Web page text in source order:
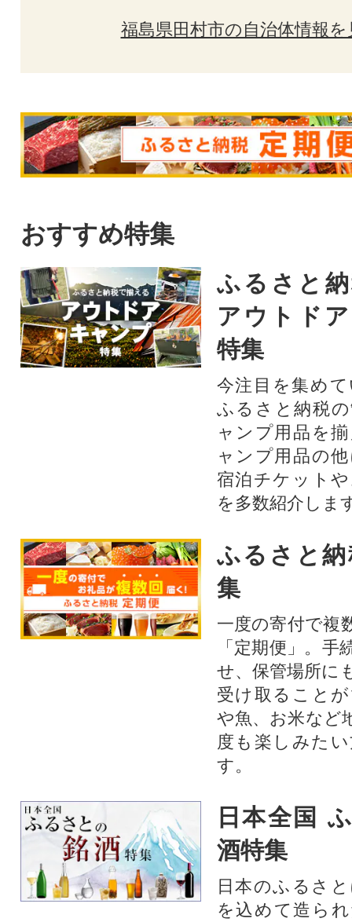
福島県田村市の自治体情報を
おすすめ特集
ふるさと
アウトド
特集
今注目を集め
ふるさと納税
ャンプ用品を
ャンプ用品の
宿泊チケット
を多数紹介しま
ふるさと
集
一度の寄付で複
「定期便」。
せ、保管場所に
受け取ること
や魚、お米など
度も楽しみた
す。
日本全国
酒特集
日本のふるさ
を込めて造ら